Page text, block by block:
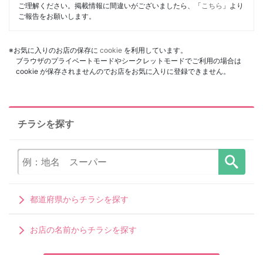
ご理解ください。掲載情報に間違いがございましたら、「 こちら 」より
ご報告をお願いします。
※お気に入りのお店の保存に cookie を利用しています。
ブラウザのプライベートモードやシークレットモードでご利用の場合は
cookie が保存されませんのでお店をお気に入りに登録できません。
チラシを探す
都道府県からチラシを探す
お店の名前からチラシを探す